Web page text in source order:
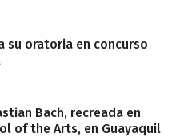
su oratoria en concurso
Bach, recreada en
of the Arts, en Guayaquil